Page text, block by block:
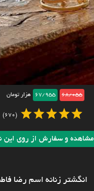
68/055
67/955 هزار تومان
(670)
مشاهده و سفارش از روی این
انگشتر زنانه اسم رضا